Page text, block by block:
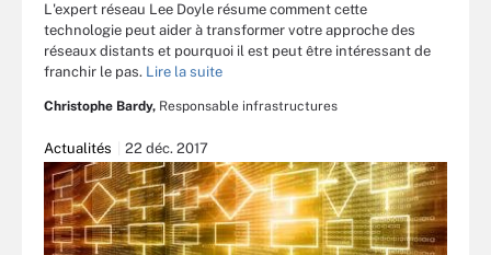
L'expert réseau Lee Doyle résume comment cette
technologie peut aider à transformer votre approche des
réseaux distants et pourquoi il est peut être intéressant de
franchir le pas. Lire la suite
Christophe Bardy, Responsable infrastructures
Actualités 22 déc. 2017